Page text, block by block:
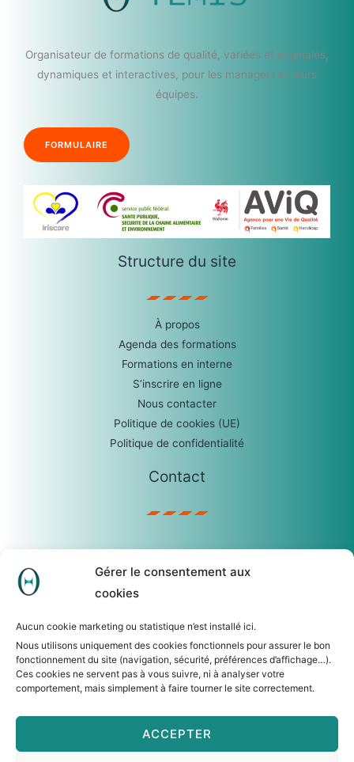
Gérer le consentement aux
cookies
Aucun cookie marketing ou statistique n’est installé ici.
Nous utilisons uniquement des cookies fonctionnels pour assurer le bon
fonctionnement du site (navigation, sécurité, préférences d’affichage…).
Ces cookies ne servent pas à vous suivre, ni à analyser votre
comportement, mais simplement à faire tourner le site correctement.
ACCEPTER
Organisateur de formations de qualité, variées et originales,
dynamiques et interactives, pour les managers et leurs
équipes.
FORMULAIRE
Structure du site
À propos
Agenda des formations
Formations en interne
S’inscrire en ligne
Nous contacter
Politique de cookies (UE)
Politique de confidentialité
Contact
R. Lauwers, 62 – 1560 Hoeilaart
N° d’entreprise : 0465.279.306